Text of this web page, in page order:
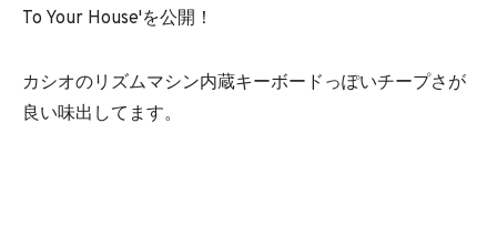
To Your House'を公開！
カシオのリズムマシン内蔵キーボードっぽいチープさが
良い味出してます。